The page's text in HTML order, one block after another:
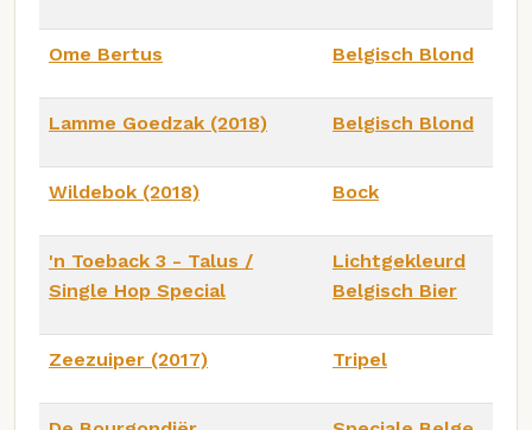
Ome Bertus Belgisch Blond
Lamme Goedzak (2018) Belgisch Blond
Wildebok (2018) Bock
'n Toeback 3 - Talus /
Single Hop Special
Lichtgekleurd
Belgisch Bier
Zeezuiper (2017) Tripel